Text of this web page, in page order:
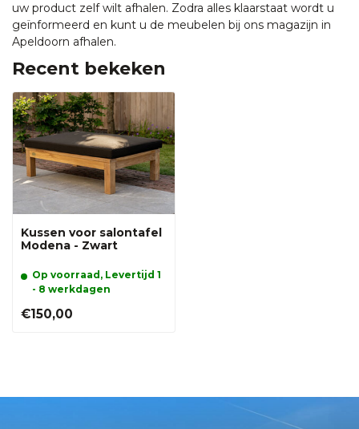
uw product zelf wilt afhalen. Zodra alles klaarstaat wordt u
geïnformeerd en kunt u de meubelen bij ons magazijn in
Apeldoorn afhalen.
Recent bekeken
Kussen voor salontafel
Modena - Zwart
Op voorraad, Levertijd 1
- 8 werkdagen
€150,00